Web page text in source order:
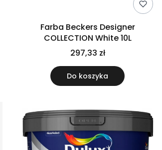
Farba Beckers Designer
COLLECTION White 10L
297,33 zł
Do koszyka